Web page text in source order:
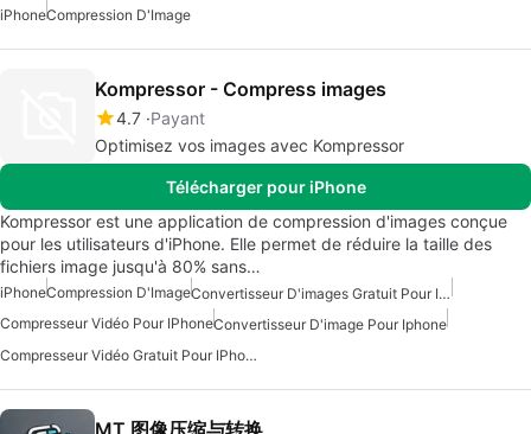
iPhoneCompression D'Image
Kompressor - Compress images
4.7 Payant
Optimisez vos images avec Kompressor
Télécharger pour iPhone
Kompressor est une application de compression d'images conçue
pour les utilisateurs d'iPhone. Elle permet de réduire la taille des
fichiers image jusqu'à 80% sans…
iPhoneCompression D'Image
Convertisseur D'images Gratuit Pour IPhone
Compresseur Vidéo Pour IPhoneConvertisseur D'image Pour Iphone
Compresseur Vidéo Gratuit Pour IPhone